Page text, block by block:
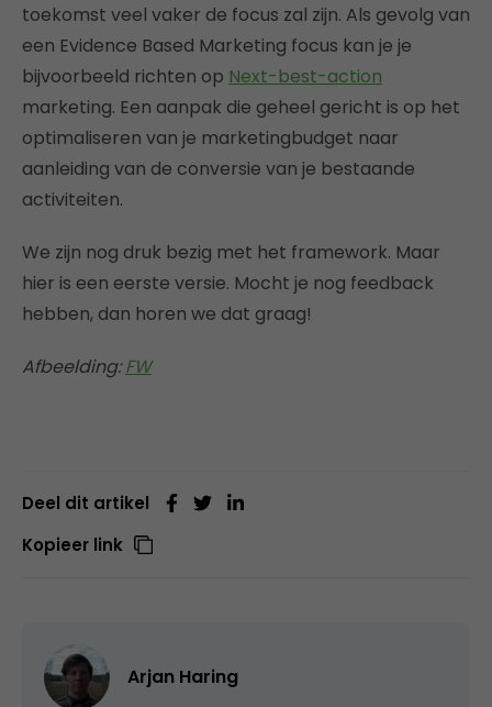
toekomst veel vaker de focus zal zijn. Als gevolg van
een Evidence Based Marketing focus kan je je
bijvoorbeeld richten op Next-best-action
marketing. Een aanpak die geheel gericht is op het
optimaliseren van je marketingbudget naar
aanleiding van de conversie van je bestaande
activiteiten.
We zijn nog druk bezig met het framework. Maar
hier is een eerste versie. Mocht je nog feedback
hebben, dan horen we dat graag!
Afbeelding:FW
Deel dit artikel
Kopieer link
Arjan Haring